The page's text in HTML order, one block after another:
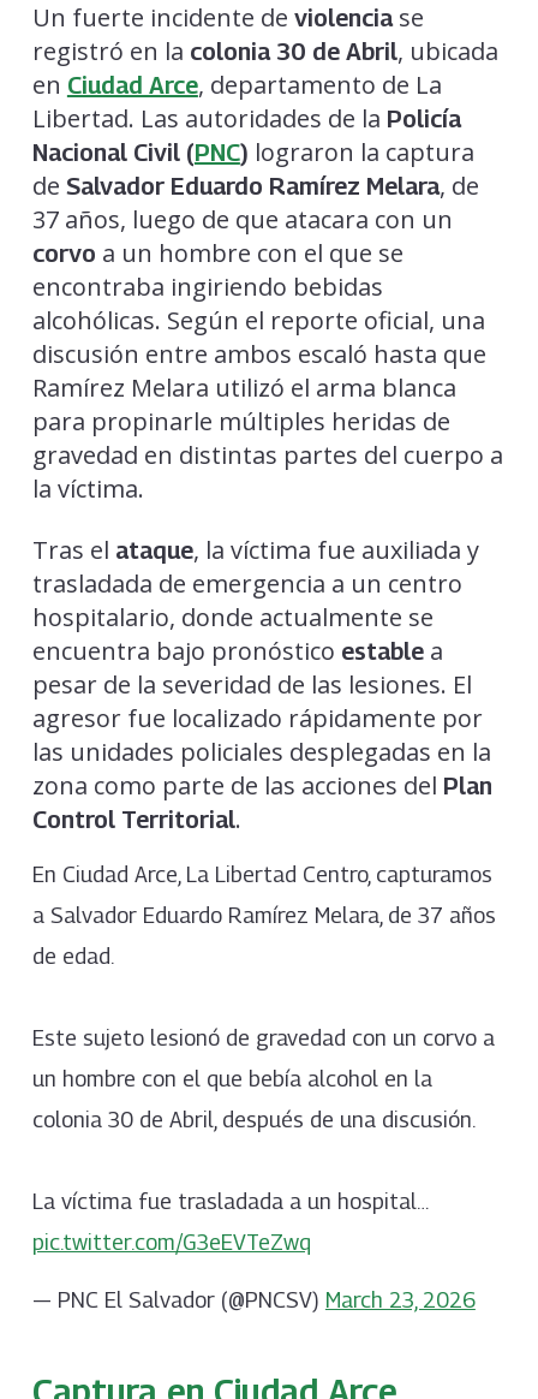
Un fuerte incidente de violenciase
registró en la colonia 30 de Abril, ubicada
en Ciudad Arce, departamento de La
Libertad. Las autoridades de la Policía
Nacional Civil (PNC) lograron la captura
de Salvador Eduardo Ramírez Melara, de
37 años, luego de que atacara con un
corvo a un hombre con el que se
encontraba ingiriendo bebidas
alcohólicas. Según el reporte oficial, una
discusión entre ambos escaló hasta que
Ramírez Melara utilizó el arma blanca
para propinarle múltiples heridas de
gravedad en distintas partes del cuerpo a
la víctima.
Tras el ataque, la víctima fue auxiliada y
trasladada de emergencia a un centro
hospitalario, donde actualmente se
encuentra bajo pronóstico establea
pesar de la severidad de las lesiones. El
agresor fue localizado rápidamente por
las unidades policiales desplegadas en la
zona como parte de las acciones del Plan
Control Territorial.
En Ciudad Arce, La Libertad Centro, capturamos
a Salvador Eduardo Ramírez Melara, de 37 años
de edad.
Este sujeto lesionó de gravedad con un corvo a
un hombre con el que bebía alcohol en la
colonia 30 de Abril, después de una discusión.
La víctima fue trasladada a un hospital…
pic.twitter.com/G3eEVTeZwq
— PNC El Salvador (@PNCSV) March 23, 2026
Captura en Ciudad Arce